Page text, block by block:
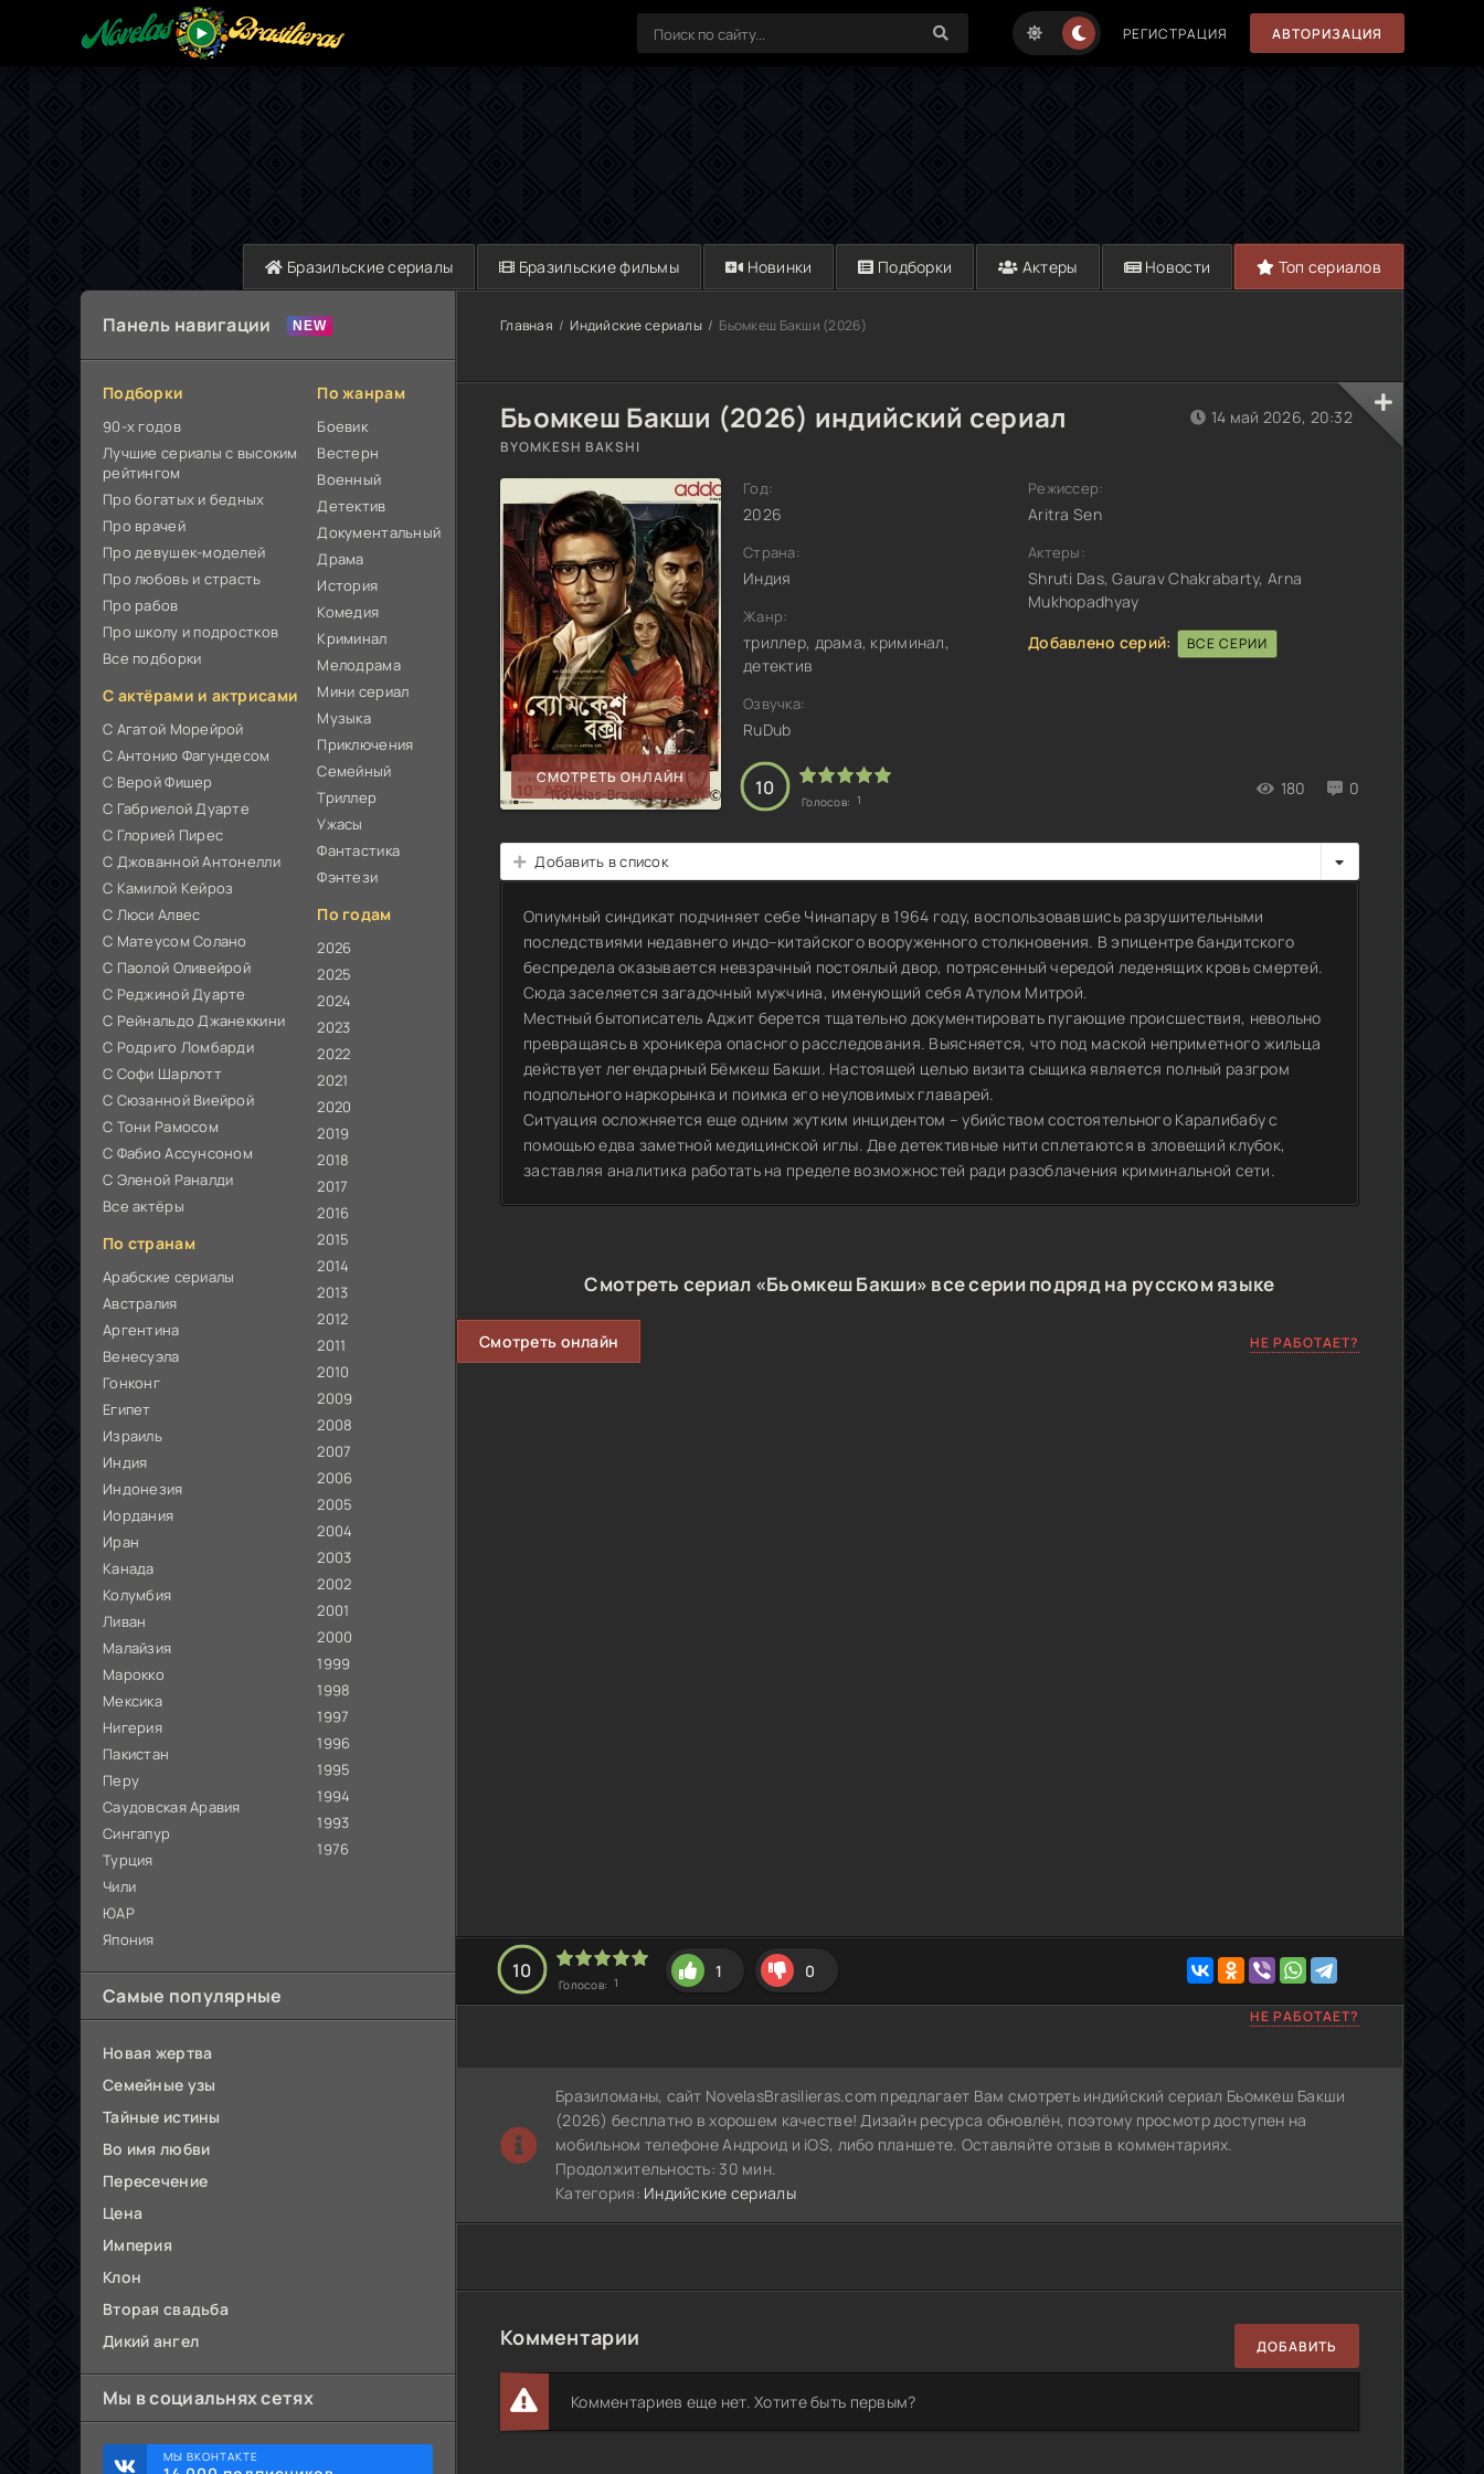
РЕГИСТРАЦИЯ АВТОРИЗАЦИЯ
Бразильские сериалы Бразильские фильмы Новинки Подборки Актеры Новости Топ сериалов
Панель навигации
Подборки
90-х годов
Лучшие сериалы с высоким
рейтингом
Про богатых и бедных
Про врачей
Про девушек-моделей
Про любовь и страсть
Про рабов
Про школу и подростков
Все подборки
С актёрами и актрисами
С Агатой Морейрой
С Антонио Фагундесом
С Верой Фишер
С Габриелой Дуарте
С Глорией Пирес
С Джованной Антонелли
С Камилой Кейроз
С Люси Алвес
С Матеусом Солано
С Паолой Оливейрой
С Реджиной Дуарте
С Рейнальдо Джанеккини
С Родриго Ломбарди
С Софи Шарлотт
С Сюзанной Виейрой
С Тони Рамосом
С Фабио Ассунсоном
С Эленой Раналди
Все актёры
По странам
Арабские сериалы
Австралия
Аргентина
Венесуэла
Гонконг
Египет
Израиль
Индия
Индонезия
Иордания
Иран
Канада
Колумбия
Ливан
Малайзия
Марокко
Мексика
Нигерия
Пакистан
Перу
Саудовская Аравия
Сингапур
Турция
Чили
ЮАР
Япония
По жанрам
Боевик
Вестерн
Военный
Детектив
Документальный
Драма
История
Комедия
Криминал
Мелодрама
Мини сериал
Музыка
Приключения
Семейный
Триллер
Ужасы
Фантастика
Фэнтези
По годам
2026
2025
2024
2023
2022
2021
2020
2019
2018
2017
2016
2015
2014
2013
2012
2011
2010
2009
2008
2007
2006
2005
2004
2003
2002
2001
2000
1999
1998
1997
1996
1995
1994
1993
1976
Самые популярные
Новая жертва
Семейные узы
Тайные истины
Во имя любви
Пересечение
Цена
Империя
Клон
Вторая свадьба
Дикий ангел
Мы в социальнях сетях
МЫ ВКОНТАКТЕ
Главная Индийские сериалы Бьомкеш Бакши (2026)
Бьомкеш Бакши (2026) индийский сериал
BYOMKESH BAKSHI
СМОТРЕТЬ ОНЛАЙН
Год:
2026
Страна:
Индия
Жанр:
триллер, драма, криминал,
детектив
Озвучка:
RuDub
10
Голосов: 1
180 0
14 май 2026, 20:32
Режиссер:
Aritra Sen
Актеры:
Shruti Das, Gaurav Chakrabarty, Arna
Mukhopadhyay
Добавлено серий:
ВСЕ СЕРИИ
Добавить в список
Опиумный синдикат подчиняет себе Чинапару в 1964 году, воспользовавшись разрушительными
последствиями недавнего индо–китайского вооруженного столкновения. В эпицентре бандитского
беспредела оказывается невзрачный постоялый двор, потрясенный чередой леденящих кровь смертей.
Сюда заселяется загадочный мужчина, именующий себя Атулом Митрой.
Местный бытописатель Аджит берется тщательно документировать пугающие происшествия, невольно
превращаясь в хроникера опасного расследования. Выясняется, что под маской неприметного жильца
действует легендарный Бёмкеш Бакши. Настоящей целью визита сыщика является полный разгром
подпольного наркорынка и поимка его неуловимых главарей.
Ситуация осложняется еще одним жутким инцидентом – убийством состоятельного Каралибабу с
помощью едва заметной медицинской иглы. Две детективные нити сплетаются в зловещий клубок,
заставляя аналитика работать на пределе возможностей ради разоблачения криминальной сети.
Смотреть сериал «Бьомкеш Бакши» все серии подряд на русском языке
Смотреть онлайн НЕ РАБОТАЕТ?
10
Голосов: 1
1 0
НЕ РАБОТАЕТ?
Бразиломаны, сайт NovelasBrasilieras.com предлагает Вам смотреть индийский сериал Бьомкеш Бакши
(2026) бесплатно в хорошем качестве! Дизайн ресурса обновлён, поэтому просмотр доступен на
мобильном телефоне Андроид и iOS, либо планшете. Оставляйте отзыв в комментариях.
Продолжительность: 30 мин.
Категория: Индийские сериалы
Комментарии ДОБАВИТЬ
Комментариев еще нет. Хотите быть первым?